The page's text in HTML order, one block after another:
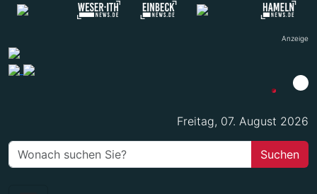
Anzeige
Freitag, 07. August 2026